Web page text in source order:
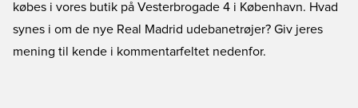
købes i vores butik på Vesterbrogade 4 i København. Hvad
synes i om de nye Real Madrid udebanetrøjer? Giv jeres
mening til kende i kommentarfeltet nedenfor.